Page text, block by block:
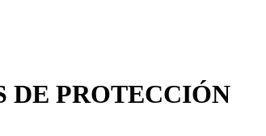
DE PROTECCIÓN